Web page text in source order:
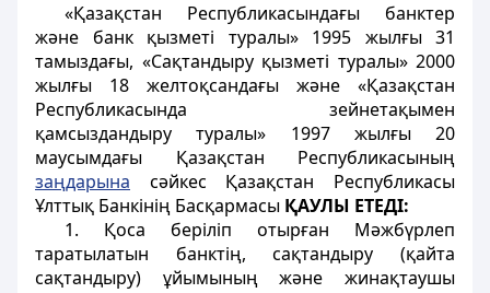
«Қазақстан Республикасындағы банктер
және банк қызметі туралы» 1995 жылғы 31
тамыздағы, «Сақтандыру қызметі туралы» 2000
жылғы 18 желтоқсандағы және «Қазақстан
Республикасында зейнетақымен
қамсыздандыру туралы» 1997 жылғы 20
маусымдағы Қазақстан Республикасының
заңдарына сәйкес Қазақстан Республикасы
Ұлттық Банкінің Басқармасы ҚАУЛЫ ЕТЕДІ:
1. Қоса беріліп отырған Мәжбүрлеп
таратылатын банктің, сақтандыру (қайта
сақтандыру) ұйымының және жинақтаушы